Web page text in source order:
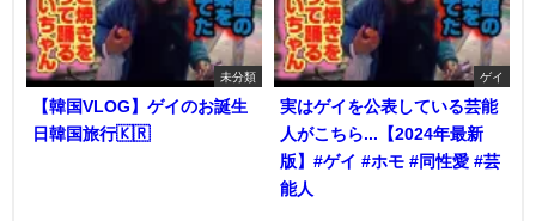
未分類
【韓国VLOG】ゲイのお誕生
日韓国旅行🇰🇷
ゲイ
実はゲイを公表している芸能
人がこちら...【2024年最新
版】#ゲイ #ホモ #同性愛 #芸
能人